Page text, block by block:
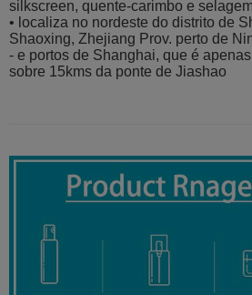
silkscreen, quente-carimbo e
• localiza no nordeste do distrito de
Shaoxing, Zhejiang Prov. perto de
- e portos de Shanghai, que é
sobre 15kms da ponte de Jiashao